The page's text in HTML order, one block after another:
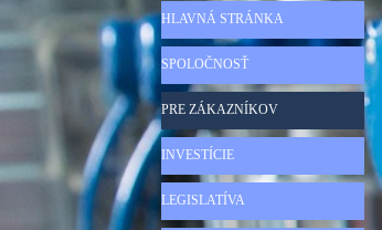
Preskočiť menu
HLAVNÁ STRÁNKA
SPOLOČNOSŤ ▼
PRE ZÁKAZNÍKOV ▼
INVESTÍCIE ▼
LEGISLATÍVA ▼